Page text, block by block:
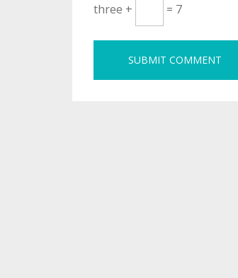
three + = 7